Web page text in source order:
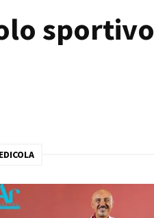
sportivo